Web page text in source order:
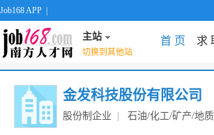
Job168 APP
主站
切换到其他站
首 页 求
金发科技股份有限公司
股份制企业 石油/化工/矿产/地质